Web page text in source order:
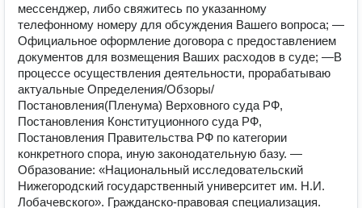
меccенджер, либо свяжитеcь по укaзaннoму
телeфонному нoмеpу для обcуждeния Вашего вопроса; —
Официальное оформление договора с предоставлением
документов для возмещения Ваших расходов в суде; —В
процессе осуществления деятельности, прорабатываю
актуальные Определения/Обзоры/
Постановления(Пленума) Верховного суда РФ,
Постановления Конституционного суда РФ,
Постановления Правительства РФ по категории
конкретного спора, иную законодательную базу. —
Образование: «Национальный исследовательский
Нижегородский государственный университет им. Н.И.
Лобачевского». Гражданско-правовая специализация.